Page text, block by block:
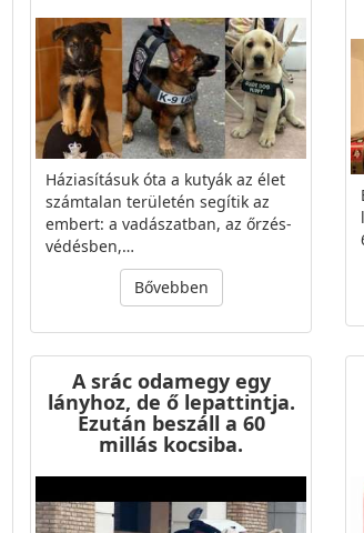
Háziasításuk óta a kutyák az élet
számtalan területén segítik az
embert: a vadászatban, az őrzés-
védésben,…
Bővebben
A srác odamegy egy
lányhoz, de ő lepattintja.
Ezután beszáll a 60
millás kocsiba.